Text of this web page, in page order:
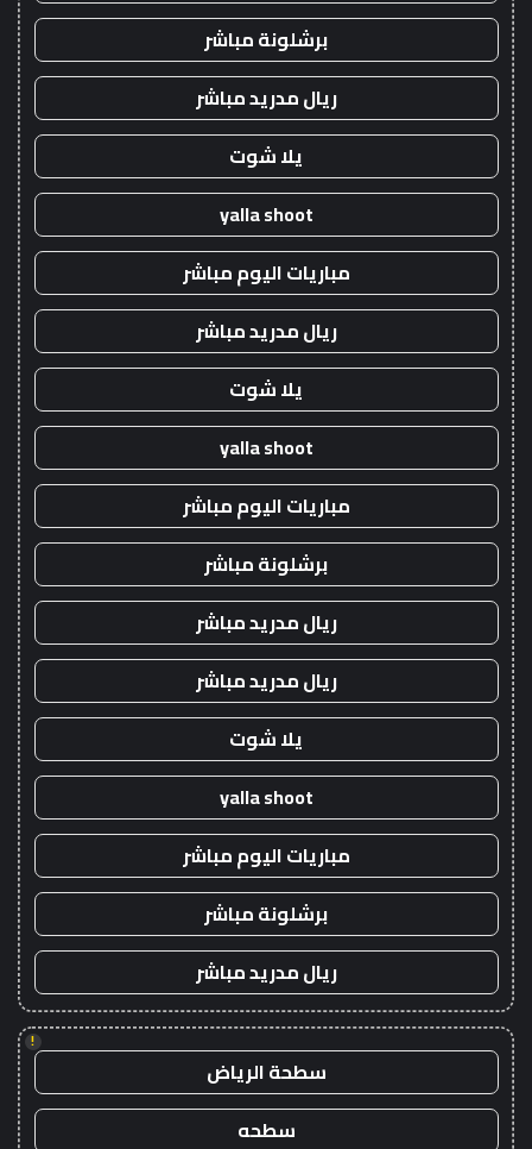
برشلونة مباشر
ريال مدريد مباشر
يلا شوت
yalla shoot
مباريات اليوم مباشر
ريال مدريد مباشر
يلا شوت
yalla shoot
مباريات اليوم مباشر
برشلونة مباشر
ريال مدريد مباشر
ريال مدريد مباشر
يلا شوت
yalla shoot
مباريات اليوم مباشر
برشلونة مباشر
ريال مدريد مباشر
!
سطحة الرياض
سطحه